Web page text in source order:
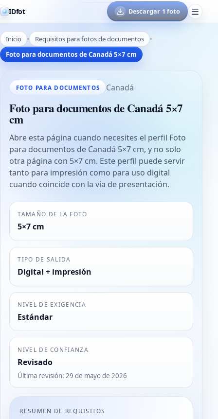
IDfot Descargar 1 foto
Inicio
Requisitos para fotos de documentos
Foto para documentos de Canadá 5×7 cm
FOTO PARA DOCUMENTOS Canadá
Foto para documentos de Canadá 5×7
cm
Abre esta página cuando necesites el perfil Foto
para documentos de Canadá 5×7 cm, y no solo
otra página con 5×7 cm. Este perfil puede servir
tanto para impresión como para uso digital
cuando coincide con la vía de presentación.
TAMAÑO DE LA FOTO
5×7 cm
TIPO DE SALIDA
Digital + impresión
NIVEL DE EXIGENCIA
Estándar
NIVEL DE CONFIANZA
Revisado
Última revisión:29 de mayo de 2026
RESUMEN DE REQUISITOS